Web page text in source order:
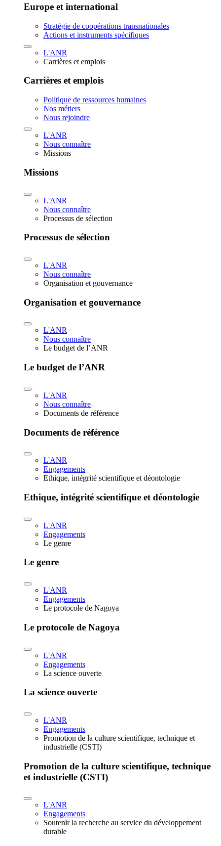
Europe et international
Stratégie de coopérations transnationales
Actions et instruments spécifiques
L'ANR
Carrières et emplois
Carrières et emplois
Politique de ressources humaines
Nos métiers
Nous rejoindre
L'ANR
Nous connaître
Missions
Missions
L'ANR
Nous connaître
Processus de sélection
Processus de sélection
L'ANR
Nous connaître
Organisation et gouvernance
Organisation et gouvernance
L'ANR
Nous connaître
Le budget de l’ANR
Le budget de l’ANR
L'ANR
Nous connaître
Documents de référence
Documents de référence
L'ANR
Engagements
Ethique, intégrité scientifique et déontologie
Ethique, intégrité scientifique et déontologie
L'ANR
Engagements
Le genre
Le genre
L'ANR
Engagements
Le protocole de Nagoya
Le protocole de Nagoya
L'ANR
Engagements
La science ouverte
La science ouverte
L'ANR
Engagements
Promotion de la culture scientifique, technique et
industrielle (CSTI)
Promotion de la culture scientifique, technique
et industrielle (CSTI)
L'ANR
Engagements
Soutenir la recherche au service du développement
durable